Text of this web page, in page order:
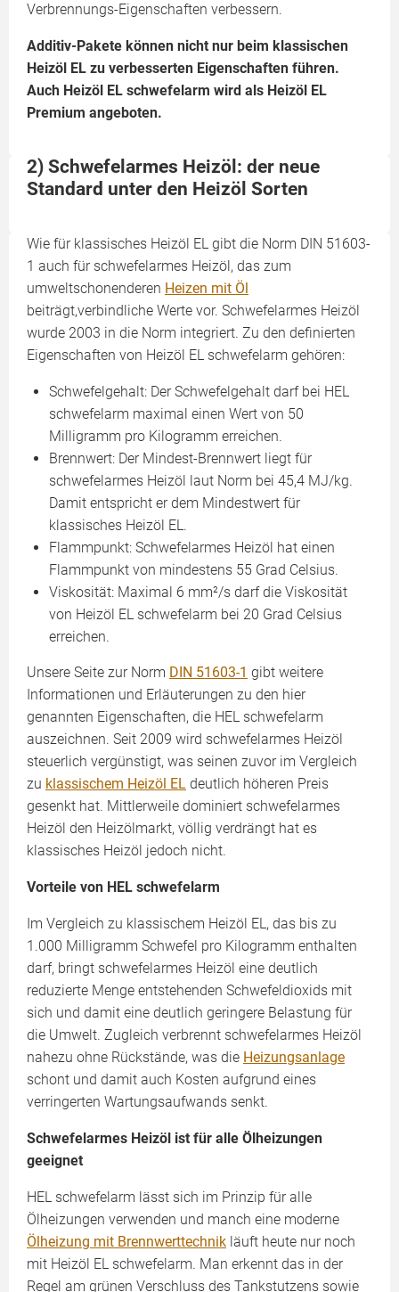
Verbrennungs-Eigenschaften verbessern.
Additiv-Pakete können nicht nur beim klassischen
Heizöl EL zu verbesserten Eigenschaften führen.
Auch Heizöl EL schwefelarm wird als Heizöl EL
Premium angeboten.
2) Schwefelarmes Heizöl: der neue
Standard unter den Heizöl Sorten
Wie für klassisches Heizöl EL gibt die Norm DIN 51603-
1 auch für schwefelarmes Heizöl, das zum
umweltschonenderen Heizen mit Öl
beiträgt,verbindliche Werte vor. Schwefelarmes Heizöl
wurde 2003 in die Norm integriert. Zu den definierten
Eigenschaften von Heizöl EL schwefelarm gehören:
Schwefelgehalt: Der Schwefelgehalt darf bei HEL
schwefelarm maximal einen Wert von 50
Milligramm pro Kilogramm erreichen.
Brennwert: Der Mindest-Brennwert liegt für
schwefelarmes Heizöl laut Norm bei 45,4 MJ/kg.
Damit entspricht er dem Mindestwert für
klassisches Heizöl EL.
Flammpunkt: Schwefelarmes Heizöl hat einen
Flammpunkt von mindestens 55 Grad Celsius.
Viskosität: Maximal 6 mm²/s darf die Viskosität
von Heizöl EL schwefelarm bei 20 Grad Celsius
erreichen.
Unsere Seite zur Norm DIN 51603-1 gibt weitere
Informationen und Erläuterungen zu den hier
genannten Eigenschaften, die HEL schwefelarm
auszeichnen. Seit 2009 wird schwefelarmes Heizöl
steuerlich vergünstigt, was seinen zuvor im Vergleich
zu klassischem Heizöl EL deutlich höheren Preis
gesenkt hat. Mittlerweile dominiert schwefelarmes
Heizöl den Heizölmarkt, völlig verdrängt hat es
klassisches Heizöl jedoch nicht.
Vorteile von HEL schwefelarm
Im Vergleich zu klassischem Heizöl EL, das bis zu
1.000 Milligramm Schwefel pro Kilogramm enthalten
darf, bringt schwefelarmes Heizöl eine deutlich
reduzierte Menge entstehenden Schwefeldioxids mit
sich und damit eine deutlich geringere Belastung für
die Umwelt. Zugleich verbrennt schwefelarmes Heizöl
nahezu ohne Rückstände, was die Heizungsanlage
schont und damit auch Kosten aufgrund eines
verringerten Wartungsaufwands senkt.
Schwefelarmes Heizöl ist für alle Ölheizungen
geeignet
HEL schwefelarm lässt sich im Prinzip für alle
Ölheizungen verwenden und manch eine moderne
Ölheizung mit Brennwerttechnik läuft heute nur noch
mit Heizöl EL schwefelarm. Man erkennt das in der
Regel am grünen Verschluss des Tankstutzens sowie